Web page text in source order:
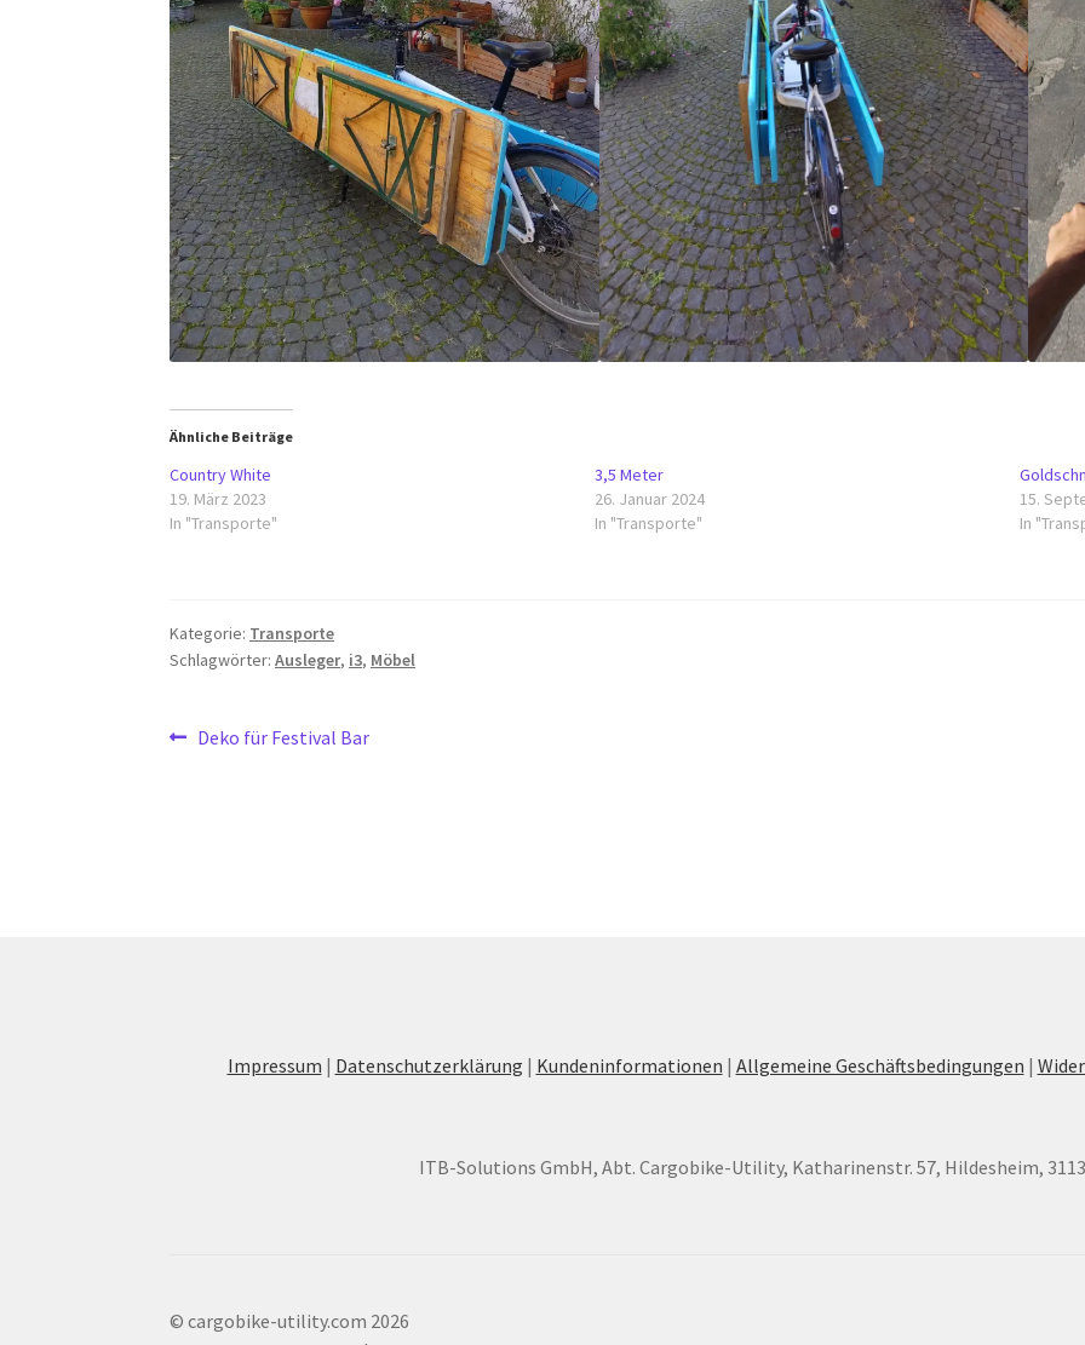
Ähnliche Beiträge
Country White
19. März 2023
In "Transporte"
3,5 Meter
26. Januar 2024
In "Transporte"
15.
In
Kategorie: Transporte
Schlagwörter:Ausleger, i3, Möbel
Beitragsnavigation
Vorheriger
Deko für Festival Bar
Impressum | Datenschutzerklärung | Kundeninformationen | Allgemeine Geschäftsbedingungen |
ITB-Solutions GmbH, Abt. Cargobike-Utility, Katharinenstr. 57, Hildesheim,
© cargobike-utility.com 2026